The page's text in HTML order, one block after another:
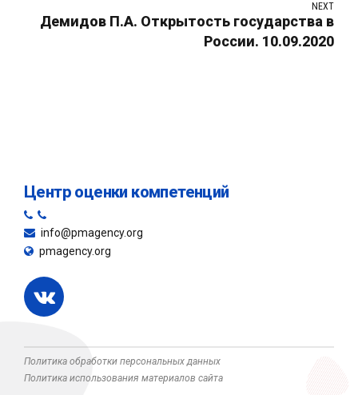
NEXT
Демидов П.А. Открытость государства в
России. 10.09.2020
Центр оценки компетенций
info@pmagency.org
pmagency.org
Политика обработки персональных данных
Политика использования материалов сайта